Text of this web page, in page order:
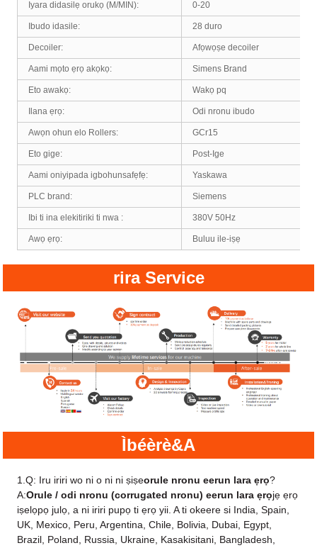
Iyara didasilẹ orukọ (M/MIN): 0-20
Ibudo idasile: 28 duro
Decoiler: Afọwọṣe decoiler
Aami mọto ẹrọ akọkọ: Simens Brand
Eto awakọ: Wakọ pq
Ilana ẹrọ: Odi nronu ibudo
Awọn ohun elo Rollers: GCr15
Eto gige: Post-Ige
Aami oniyipada igbohunsafẹfẹ: Yaskawa
PLC brand: Siemens
Ibi ti ina elekitiriki ti nwa : 380V 50Hz
Awọ ẹrọ: Buluu ile-iṣẹ
rira Service
Ìbéèrè&A
1.Q: Iru iriri wo ni o ni ni ṣiṣeorule nronu eerun lara ẹrọ?
A:Orule / odi nronu (corrugated nronu) eerun lara ẹrọjẹ ẹrọ
iṣelọpọ julọ, a ni iriri pupọ ti ẹrọ yii. A ti okeere si India, Spain,
UK, Mexico, Peru, Argentina, Chile, Bolivia, Dubai, Egypt,
Brazil, Poland, Russia, Ukraine, Kasakisitani, Bangladesh,